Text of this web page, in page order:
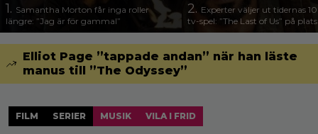
1. Samantha Morton får inga roller
längre: ”Jag är för gammal”
2. Experter väljer ut tidernas
tv-spel: ”The Last of Us” på
Elliot Page ”tappade andan” när han läste
manus till ”The Odyssey”
FILM SERIER MUSIK VILA I FRID